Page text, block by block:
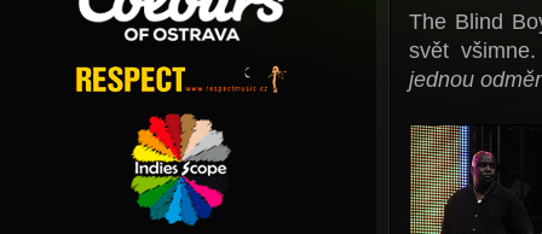
The Blind
svět
jednou